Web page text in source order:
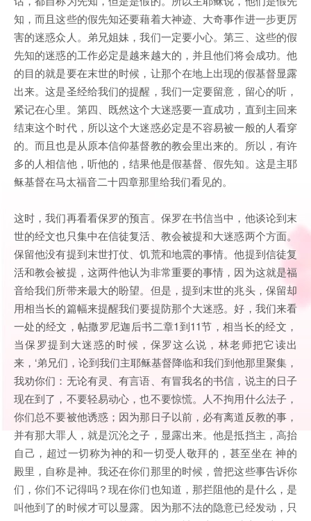
知，而且这些的假先知还要藉着大神迹、大奇事作进一步更厉
害的迷惑众人。弟兄姐妹，我们一定要小心。第三、这些的假
先知的迷惑的工作必定是越来越大的，并且他们将会成功。他
的目的就是要在末世的时候，让那个在地上出现的假基督显露
出来。这是圣经给我们的提醒，我们一定要留意，留心的听，
紧记在心里。第四、既然这个大迷惑要一直成功，直到主回来
结束这个时代，所以这个大迷惑必定是不容易被一般的人看穿
的。而且也是从原本信仰基督教的教会里出来的。所以，有许
多的人相信他，听他的，结果他是假基督、假先知。这是主耶
稣基督在马太福音二十四章那里给我们看见的。
这时，我们再看看保罗的预言。保罗在书信当中，他谈论到末
世的经文也只集中在信徒复活、教会被提和大迷惑两个方面。
保留他没有提到末世打仗、饥荒和地震的事情。他提到信徒复
活和教会被提，这两件他认为非常重要的事情，因为这就是福
音给我们所带来最大的盼望。但是，提到末世的兆头，保留却
用相当长的篇幅来提醒我们要提防那个大迷惑。好，我们来看
一处的经文，帖撒罗尼迦后书二章1到11节，相当长的经文，
当保罗提到大迷惑的时候，保罗这么说，林老师把它读出
来，‘弟兄们，论到我们主耶稣基督降临和我们到他那里聚集，
我劝你们：无论有灵、有言语、有冒我名的书信，说主的日子
现在到了，不要轻易动心，也不要惊慌。人不拘用什么法子，
你们总不要被他诱惑；因为那日子以前，必有离道反教的事，
并有那大罪人，就是沉沦之子，显露出来。他是抵挡主，高抬
自己，超过一切称为神的和一切受人敬拜的，甚至坐在 神的
殿里，自称是神。我还在你们那里的时候，曾把这些事告诉你
们，你们不记得吗？现在你们也知道，那拦阻他的是什么，是
叫他到了的时候才可以显露。因为那不法的隐意已经发动，只